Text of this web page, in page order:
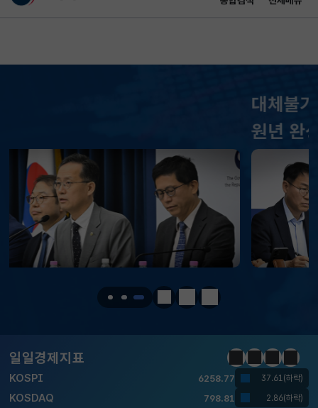
대체불가 대한민국으로 가는 경제大도약
정지 이전 다음
일일경제지표
37.61(하락)
2.86(하락)
국고채(3년) 3.746 0.004(상승)
달러-원 1410.6000 13.2000(하락)
KOSPI 37.61(하락)
KOSDAQ 798.81 2.86(하락)
KOSPI 6258.77 37.61(하락)
KOSDAQ 798.81 2.86(하락)
정지이전다음일일경